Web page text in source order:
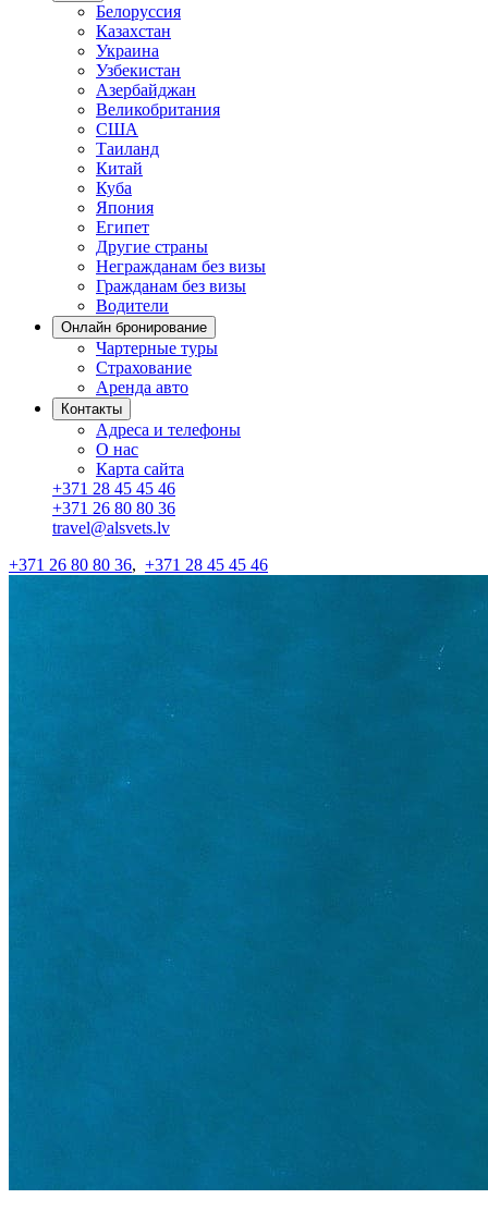
Белоруссия
Казахстан
Украина
Узбекистан
Азербайджан
Великобритания
США
Таиланд
Китай
Куба
Япония
Египет
Другие страны
Негражданам без визы
Гражданам без визы
Водители
Онлайн бронирование
Чартерные туры
Страхование
Аренда авто
Контакты
Адреса и телефоны
О нас
Карта сайта
+371 28 45 45 46
+371 26 80 80 36
travel@alsvets.lv
+371 26 80 80 36, +371 28 45 45 46